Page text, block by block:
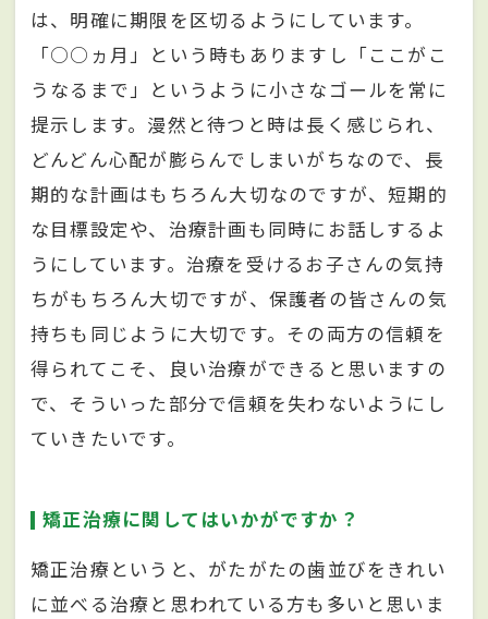
は、明確に期限を区切るようにしています。
「○○ヵ月」という時もありますし「ここがこ
うなるまで」というように小さなゴールを常に
提示します。漫然と待つと時は長く感じられ、
どんどん心配が膨らんでしまいがちなので、長
期的な計画はもちろん大切なのですが、短期的
な目標設定や、治療計画も同時にお話しするよ
うにしています。治療を受けるお子さんの気持
ちがもちろん大切ですが、保護者の皆さんの気
持ちも同じように大切です。その両方の信頼を
得られてこそ、良い治療ができると思いますの
で、そういった部分で信頼を失わないようにし
ていきたいです。
矯正治療に関してはいかがですか？
矯正治療というと、がたがたの歯並びをきれい
に並べる治療と思われている方も多いと思いま